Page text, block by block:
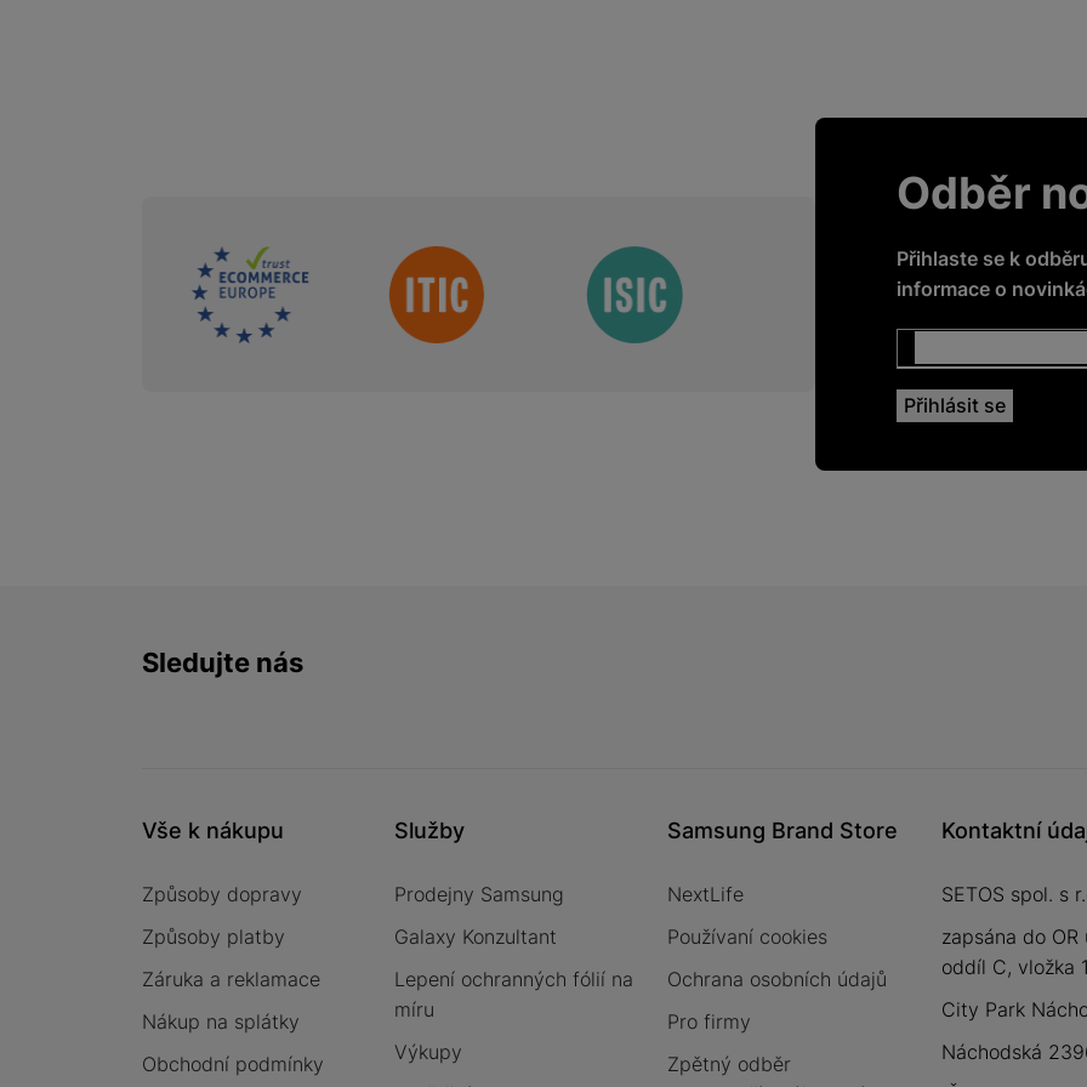
Sdružení
Odběr
Přihlaste se k
informace o
Sledujte nás
Vše k nákupu
Způsoby dopravy
Způsoby platby
Záruka a reklamace
Nákup na splátky
Obchodní podmínky
Služby
Prodejny Samsung
Galaxy Konzultant
Lepení ochranných fólií na
míru
Výkupy
Samsung Brand Store
NextLife
Používaní cookies
Ochrana osobních údajů
Pro firmy
Zpětný odběr
Kontaktní
SETOS spol. s
zapsána do OR
oddíl C, vložka
City Park
Náchodská